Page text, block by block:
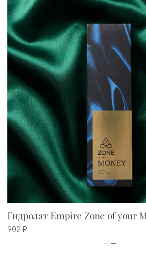
Гидролат Empire Zone of your
902 ₽